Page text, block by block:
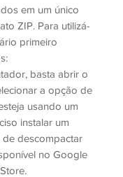
em um único
ZIP. Para utilizá-
primeiro
basta abrir o
a opção de
usando um
instalar um
descompactar
no Google